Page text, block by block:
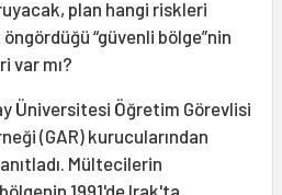
plan hangi riskleri
öngördüğü “güvenli bölge”nin
var mı?
Üniversitesi Öğretim Görevlisi
(GAR) kurucularından
Mültecilerin